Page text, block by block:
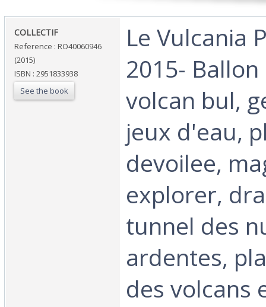
‎COLLECTIF‎
Reference : RO40060946
(2015)
ISBN : 2951833938
See the book
‎Le Vulcania
2015-
volcan bul,
jeux d'eau,
devoilee,
explorer,
tunnel des
ardentes,
des volcans